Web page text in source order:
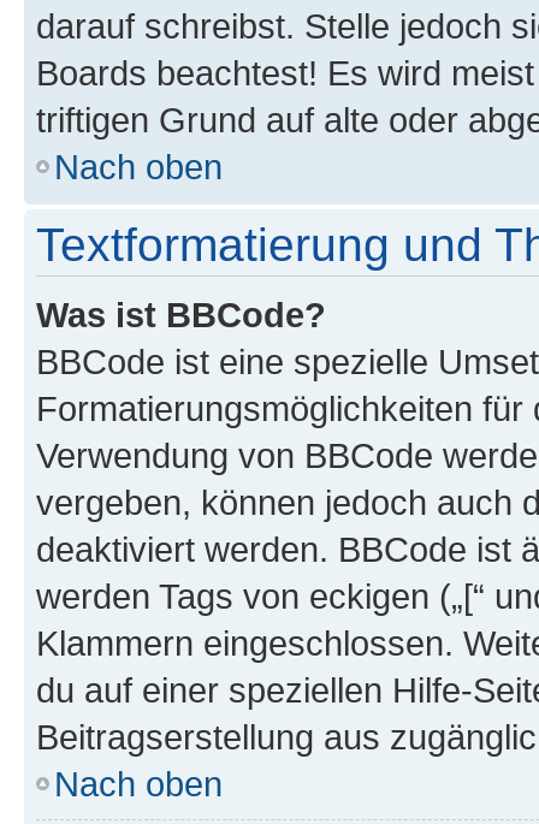
darauf schreibst. Stelle jedoch
Boards beachtest! Es wird
triftigen Grund auf alte oder
Nach oben
Textformatierung und
Was ist BBCode?
BBCode ist eine spezielle
Formatierungsmöglichkeiten
Verwendung von BBCode
vergeben, können jedoch auch
deaktiviert werden. BBCode ist
werden Tags von eckigen („[“
Klammern eingeschlossen.
du auf einer speziellen Hilfe-
Beitragserstellung aus
Nach oben